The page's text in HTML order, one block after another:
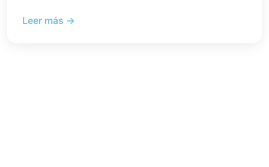
Leer más →